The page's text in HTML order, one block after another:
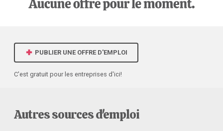
PUBLIER UNE OFFRE D'EMPLOI
C'est gratuit pour les entreprises d'ici!
Autres sources d'emploi